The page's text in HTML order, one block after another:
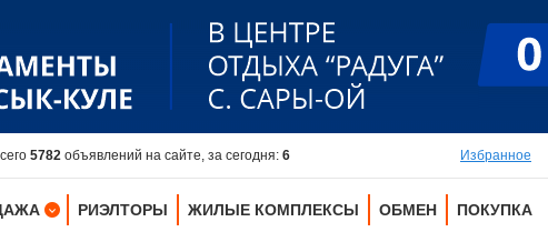
5782 объявлений на сайте, за сегодня: 6 Избранное
РИЭЛТОРЫ ЖИЛЫЕ КОМПЛЕКСЫ ОБМЕН ПОКУПКА